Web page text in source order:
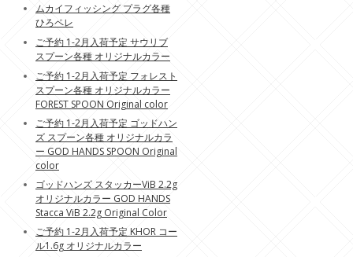
ムカイフィッシング プラグ各種
ひろペレ
ご予約 1-2月入荷予定 サウリブ
スプーン各種 オリジナルカラー
ご予約 1-2月入荷予定 フォレスト
スプーン各種 オリジナルカラー
FOREST SPOON Original color
ご予約 1-2月入荷予定 ゴッドハン
ズ スプーン各種 オリジナルカラ
ー GOD HANDS SPOON Original
color
ゴッドハンズ スタッカーViB 2.2g
オリジナルカラー GOD HANDS
Stacca ViB 2.2g Original Color
ご予約 1-2月入荷予定 KHOR コー
ル1.6g オリジナルカラー